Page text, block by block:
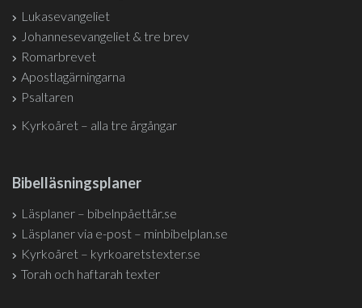
Lukasevangeliet
Johannesevangeliet & tre brev
Romarbrevet
Apostlagärningarna
Psaltaren
Kyrkoåret – alla tre årgångar
Bibelläsningsplaner
Läsplaner – bibelnpåettår.se
Läsplaner via e-post – minbibelplan.se
Kyrkoåret – kyrkoaretstexter.se
Torah och haftarah texter